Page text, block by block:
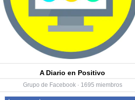
A Diario en Positivo
Grupo de Facebook · 1695 miembros